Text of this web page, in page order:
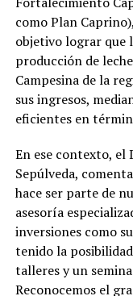
como Plan
objetivo lograr que
producción de
Campesina de la
sus ingresos,
eficientes en
En ese contexto, el
Sepúlveda,
hace ser parte de
asesoría
inversiones como
tenido la
talleres y un
Reconocemos el